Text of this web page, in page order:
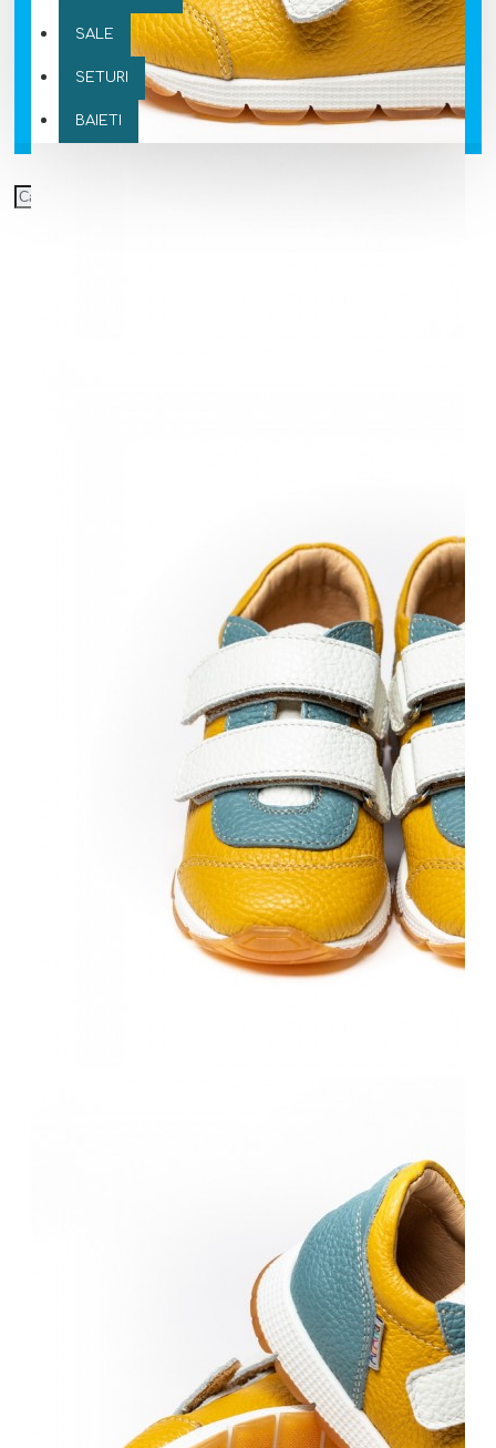
SALE
SETURI
BAIETI